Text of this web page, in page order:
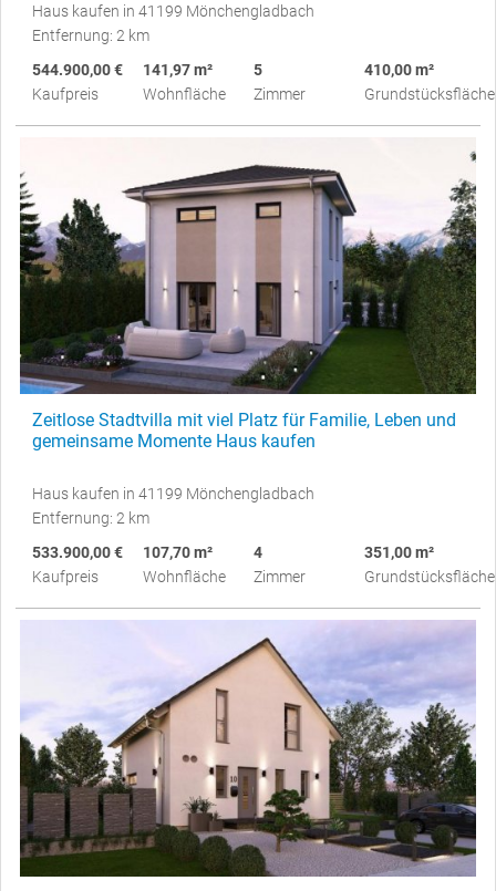
Haus kaufen in 41199 Mönchengladbach
Entfernung: 2 km
544.900,00 €
Kaufpreis
141,97 m²
Wohnfläche
5
Zimmer
410,00 m²
Grundstücksfläche
Zeitlose Stadtvilla mit viel Platz für Familie, Leben und
gemeinsame Momente Haus kaufen
Haus kaufen in 41199 Mönchengladbach
Entfernung: 2 km
533.900,00 €
Kaufpreis
107,70 m²
Wohnfläche
4
Zimmer
351,00 m²
Grundstücksfläche